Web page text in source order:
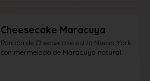
Cheesecake Maracuya
Porción de Cheesecake estilo Nueva York
con mermelada de Maracuya natural.